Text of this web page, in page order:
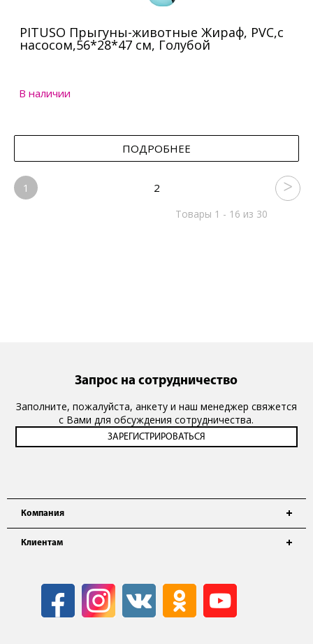
PITUSO Прыгуны-животные Жираф, PVC,с
насосом,56*28*47 см, Голубой
В наличии
ПОДРОБНЕЕ
1 2
Товары 1 - 16 из 30
Компания
Клиентам
Запрос на сотрудничество
Заполните, пожалуйста, анкету и наш менеджер свяжется
с Вами для обсуждения сотрудничества.